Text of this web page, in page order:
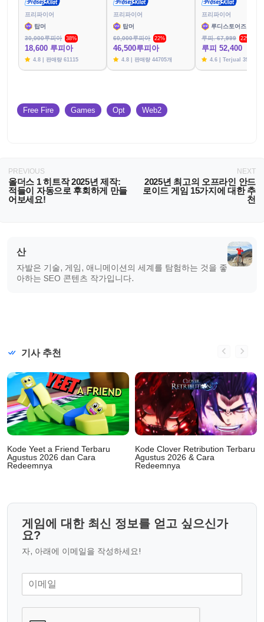
프리파이어
탑머
30,000루피아
38%
18,600 루피아
4.8 | 판매량 61115
프리파이어
탑머
60,000루피아
22%
46,500루피아
4.8 | 판매량 44705개
프리파이어
루디스토어즈
루피. 67,999
22%
루피 52,400
4.6 | Terjual 39783
Free Fire Games Opt Web2
PREVIOUS
올더스 1 히트작 2025년 제작:
적들이 자동으로 후회하게 만들
어보세요!
NEXT
2025년 최고의 오프라인 안드
로이드 게임 15가지에 대한 추
천
산
자발은 기술, 게임, 애니메이션의 세계를 탐험하는 것을 좋
아하는 SEO 콘텐츠 작가입니다.
기사 추천
Kode Yeet a Friend Terbaru
Agustus 2026 dan Cara
Redeemnya
Kode Clover Retribution Terbaru
Agustus 2026 & Cara
Redeemnya
게임에 대한 최신 정보를 얻고 싶으신가
요?
자, 아래에 이메일을 작성하세요!